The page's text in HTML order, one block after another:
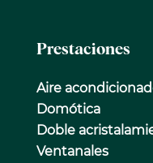
Prestaciones
Aire
Domótica
Doble
Ventanales